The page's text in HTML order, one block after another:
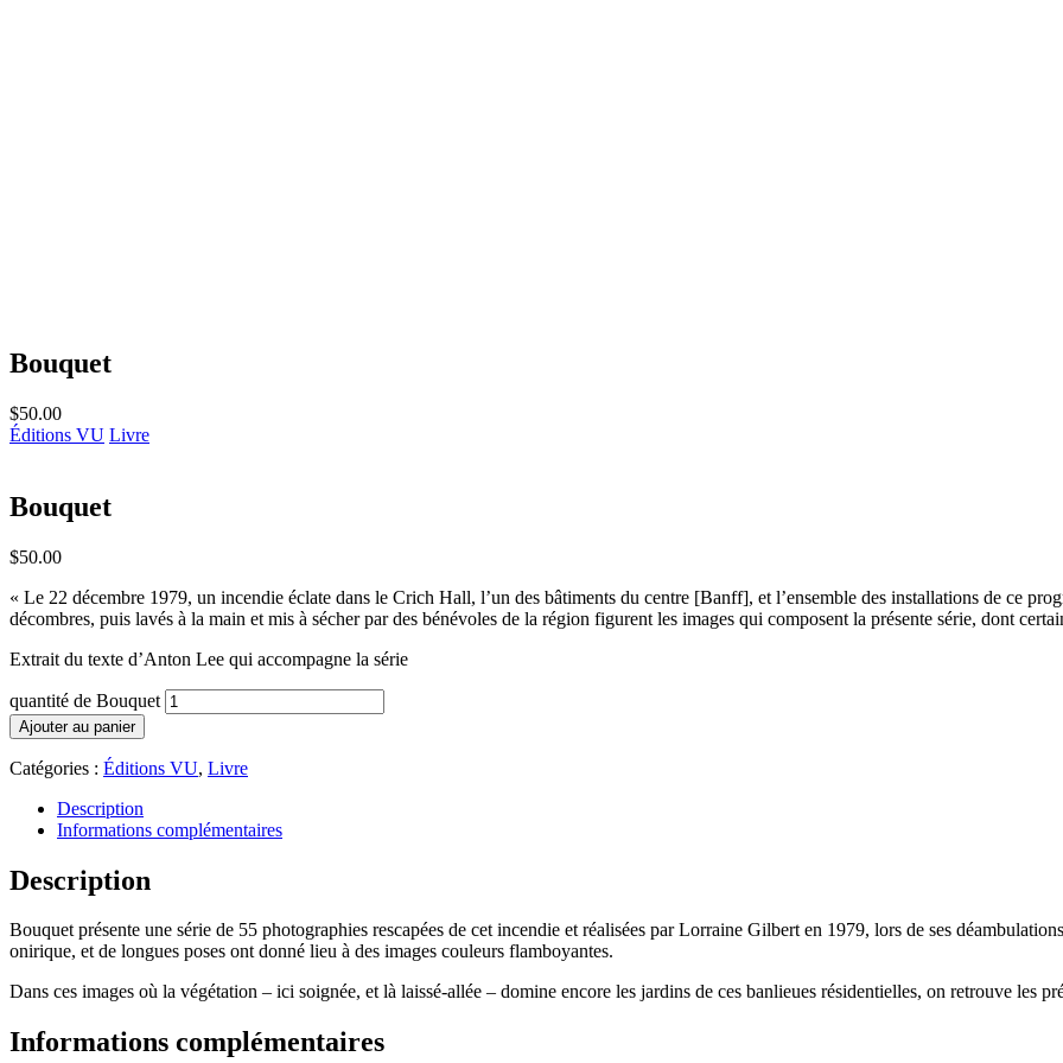
Bouquet
$50.00
Éditions VU Livre
Bouquet
$50.00
« Le 22 décembre 1979, un incendie éclate dans le Crich Hall, l’un des bâtiments du centre [Banff], et l’ensemble des installations de ce
décombres, puis lavés à la main et mis à sécher par des bénévoles de la région figurent les images qui composent la présente série, dont
Extrait du texte d’Anton Lee qui accompagne la série
quantité de Bouquet
Ajouter au panier
Catégories : Éditions VU, Livre
Description
Informations complémentaires
Description
Bouquet présente une série de 55 photographies rescapées de cet incendie et réalisées par Lorraine Gilbert en 1979, lors de ses
onirique, et de longues poses ont donné lieu à des images couleurs flamboyantes.
Dans ces images où la végétation – ici soignée, et là laissé-allée – domine encore les jardins de ces banlieues résidentielles, on retrouve les
Informations complémentaires